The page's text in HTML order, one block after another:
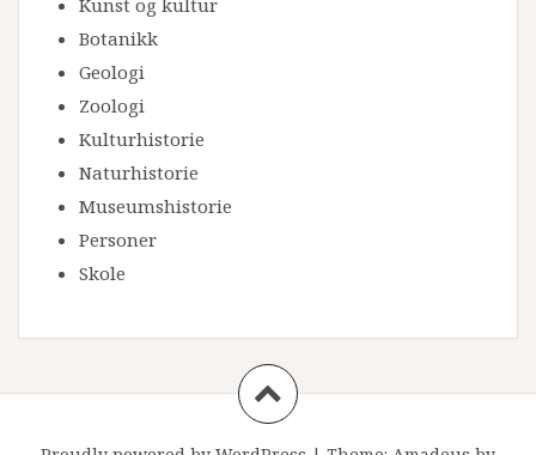
Kunst og kultur
Botanikk
Geologi
Zoologi
Kulturhistorie
Naturhistorie
Museumshistorie
Personer
Skole